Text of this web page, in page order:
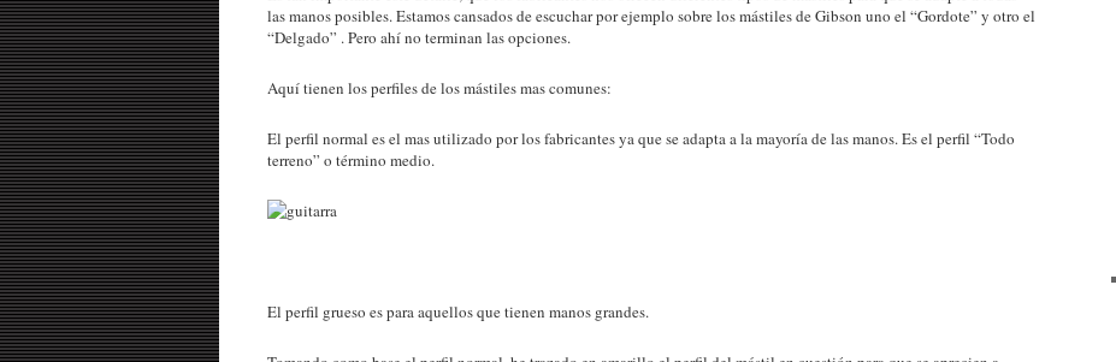
las manos posibles. Estamos cansados de escuchar por ejemplo sobre los mástiles de Gibson uno el “Gordote” y otro el
“Delgado” . Pero ahí no terminan las opciones.
Aquí tienen los perfiles de los mástiles mas comunes:
El perfil normal es el mas utilizado por los fabricantes ya que se adapta a la mayoría de las manos. Es el perfil “Todo
terreno” o término medio.
El perfil grueso es para aquellos que tienen manos grandes.